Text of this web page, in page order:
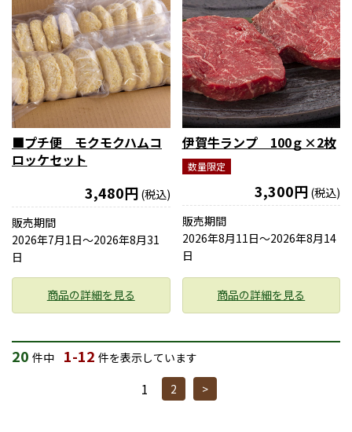
■プチ便 モクモクハムコ
ロッケセット
3,480円 (税込)
販売期間
2026年7月1日〜2026年8月31
日
商品の詳細を見る
伊賀牛ランプ 100ｇ×2枚
数量限定
3,300円 (税込)
販売期間
2026年8月11日〜2026年8月14
日
商品の詳細を見る
20 件中 1-12 件を表示しています
1 2 >